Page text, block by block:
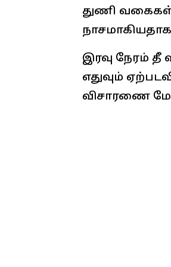
துணி
நாசமாகியதாக
இரவு நேரம்
எதுவும்
விசாரணை